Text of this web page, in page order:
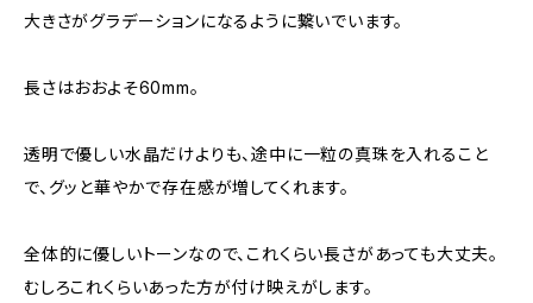
大きさがグラデーションになるように繋いでいます。
長さはおおよそ60mm。
透明で優しい水晶だけよりも、途中に一粒の真珠を入れること
で、グッと華やかで存在感が増してくれます。
全体的に優しいトーンなので、これくらい長さがあっても大丈夫。
むしろこれくらいあった方が付け映えがします。